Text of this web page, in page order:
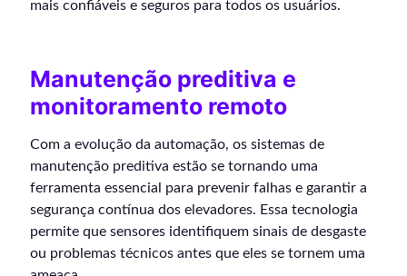
mais confiáveis e seguros para todos os usuários.
Manutenção preditiva e
monitoramento remoto
Com a evolução da automação, os sistemas de
manutenção preditiva estão se tornando uma
ferramenta essencial para prevenir falhas e garantir a
segurança contínua dos elevadores. Essa tecnologia
permite que sensores identifiquem sinais de desgaste
ou problemas técnicos antes que eles se tornem uma